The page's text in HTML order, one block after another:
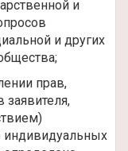
и
и других
прав,
заявителя,
индивидуальных